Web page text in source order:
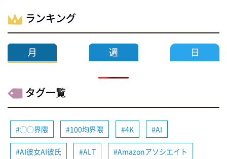
ランキング
タグ一覧
◯◯界隈 100均界隈 4K AI
AI彼女AI彼氏 ALT Amazonアソシエイト